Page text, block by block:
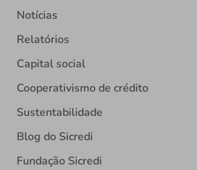
Notícias
Relatórios
Capital social
Cooperativismo de crédito
Sustentabilidade
Blog do Sicredi
Fundação Sicredi